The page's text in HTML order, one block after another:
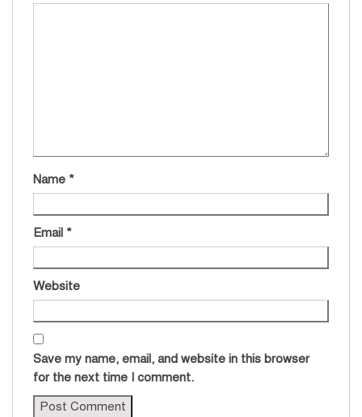
Name *
Email *
Website
Save my name, email, and website in this browser
for the next time I comment.